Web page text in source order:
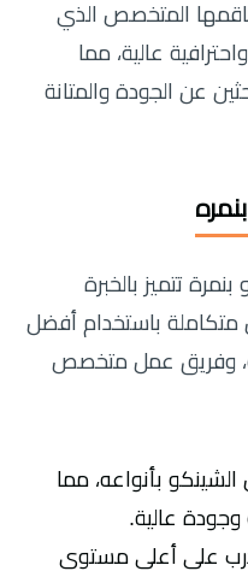
المتخصص الذي
عالية، مما
عن الجودة والمتانة
تتميز بالخبرة
متكاملة باستخدام أفضل
وفريق عمل متخصص
بأنواعه، مما
عالية.
على أعلى مستوى